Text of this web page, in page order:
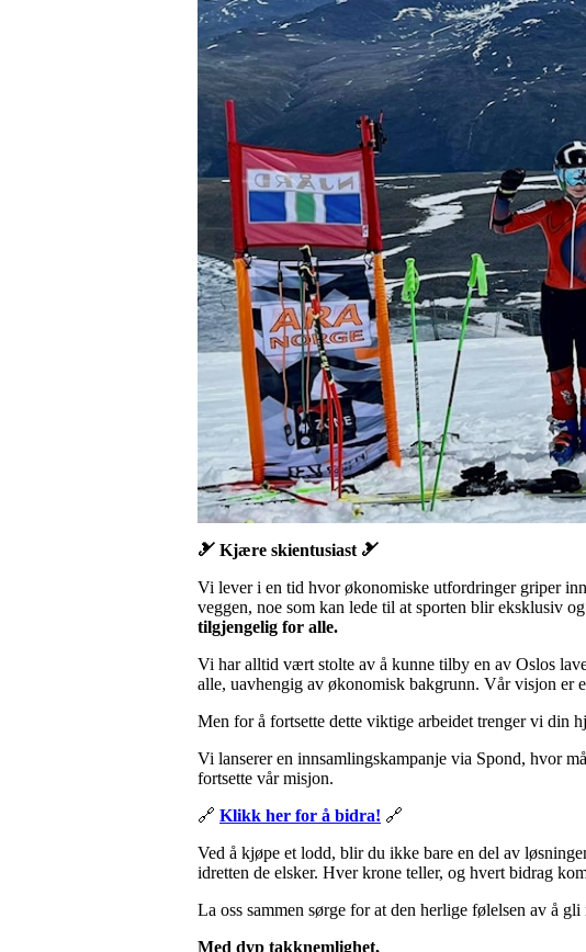
🎿 Kjære skientusiast 🎿
Vi lever i en tid hvor økonomiske utfordringer griper
veggen, noe som kan lede til at sporten blir eksklusiv
tilgjengelig for alle.
Vi har alltid vært stolte av å kunne tilby en av Oslos
alle, uavhengig av økonomisk bakgrunn. Vår visjon er
Men for å fortsette dette viktige arbeidet trenger vi din
Vi lanserer en innsamlingskampanje via Spond, hvor
fortsette vår misjon.
🔗 Klikk her for å bidra! 🔗
Ved å kjøpe et lodd, blir du ikke bare en del av
idretten de elsker. Hver krone teller, og hvert bidrag
La oss sammen sørge for at den herlige følelsen av å
Med dyp takknemlighet,